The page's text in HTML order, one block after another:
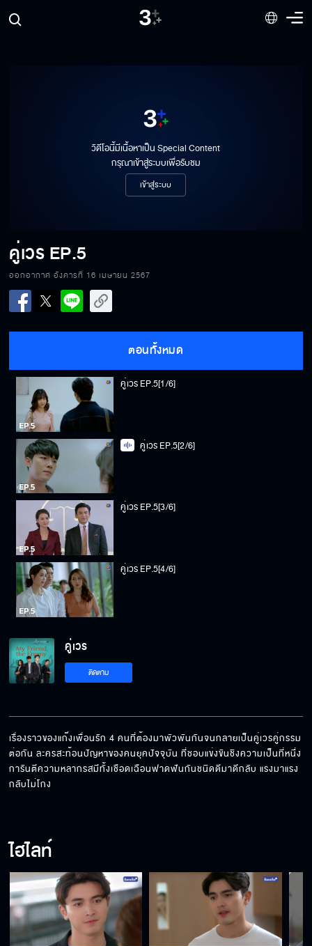
วิดีโอนี้มีเนื้อหาเป็น Special Content
กรุณาเข้าสู่ระบบเพื่อรับชม
เข้าสู่ระบบ
คู่เวรEP.5
ออกอากาศ อังคารที่ 16 เมษายน 2567
ตอนทั้งหมด
คู่เวร EP.5[1/6]
คู่เวร EP.5[2/6]
คู่เวร EP.5[3/6]
คู่เวร EP.5[4/6]
คู่เวร
ติดตาม
เรื่องราวของแก๊งเพื่อนรัก 4 คนที่ต้องมาพัวพันกันจนกลายเป็นคู่เวรคู่กรรม
ต่อกัน ละครสะท้อนปัญหาของคนยุคปัจจุบัน ที่ชอบแข่งขันชิงความเป็นที่หนึ่ง
การันตีความหลากรสมีทั้งเชือดเฉือนฟาดฟันกันชนิดดีมาดีกลับ แรงมาแรง
กลับไม่โกง
ไฮไลท์